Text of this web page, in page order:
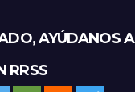
AYÚDANOS A
RRSS